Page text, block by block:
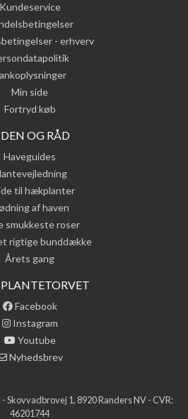
Kundeservice
- erhverv
Min side
Fortryd køb
OG RÅD
Haveguides
til hækplanter
af haven
smukkeste roser
rigtige bunddække
Årets gang
Facebook
Instagram
Youtube
Nyhedsbrev
Skovvadbrovej 1, 8920 Randers NV - CVR:
46201744